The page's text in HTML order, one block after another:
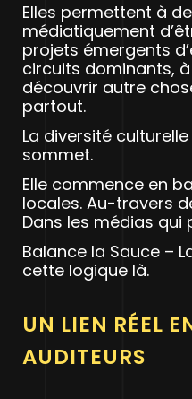
Elles permettent à
médiatiquement
projets émergents
circuits dominants,
découvrir autre
partout.
La diversité
sommet.
Elle commence en
locales. Au-travers
Dans les médias qui
Balance la Sauce –
cette logique là.
UN LIEN RÉEL
AUDITEURS